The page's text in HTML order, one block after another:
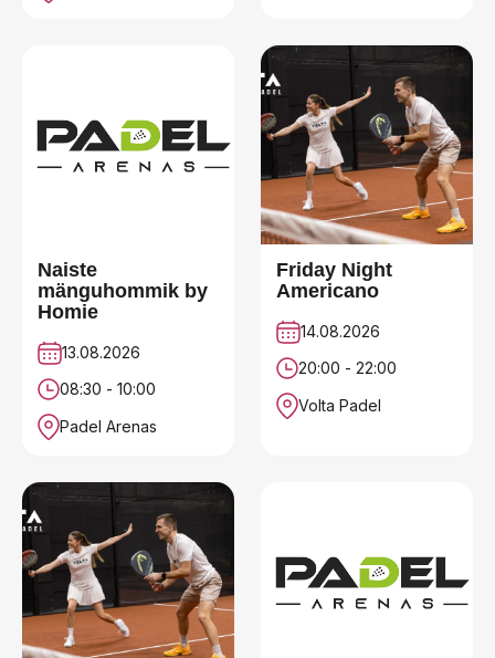
Naiste
mänguhommik by
Homie
13.08.2026
08:30 - 10:00
Padel Arenas
Friday Night
Americano
14.08.2026
20:00 - 22:00
Volta Padel